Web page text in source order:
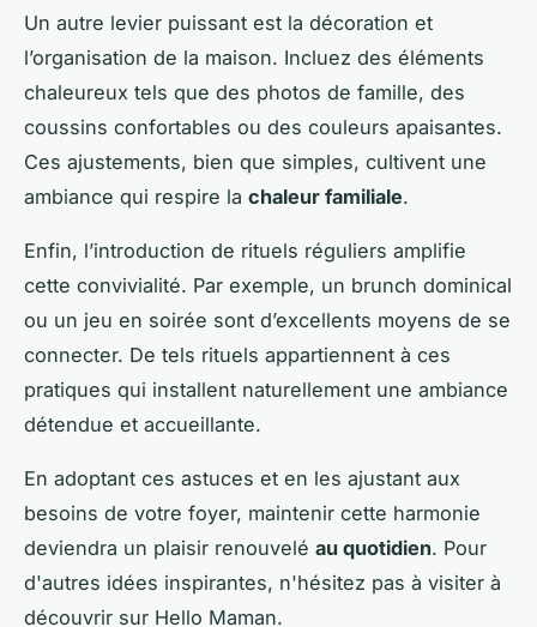
Un autre levier puissant est la décoration et
l’organisation de la maison. Incluez des éléments
chaleureux tels que des photos de famille, des
coussins confortables ou des couleurs apaisantes.
Ces ajustements, bien que simples, cultivent une
ambiance qui respire la chaleur familiale.
Enfin, l’introduction de rituels réguliers amplifie
cette convivialité. Par exemple, un brunch dominical
ou un jeu en soirée sont d’excellents moyens de se
connecter. De tels rituels appartiennent à ces
pratiques qui installent naturellement une ambiance
détendue et accueillante.
En adoptant ces astuces et en les ajustant aux
besoins de votre foyer, maintenir cette harmonie
deviendra un plaisir renouvelé au quotidien. Pour
d'autres idées inspirantes, n'hésitez pas à visiter à
découvrir sur Hello Maman.